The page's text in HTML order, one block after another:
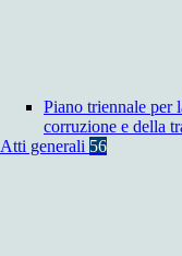
Piano triennale per
corruzione e della
Atti generali 56